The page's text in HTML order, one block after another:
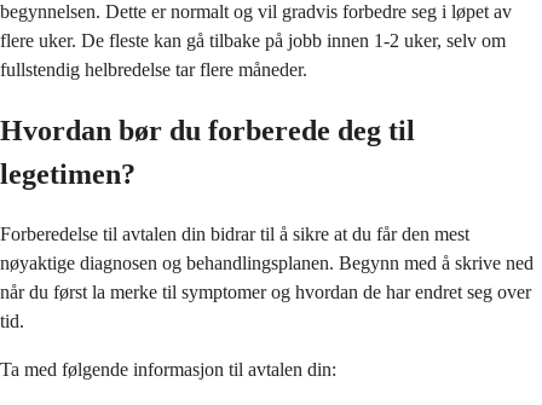
begynnelsen. Dette er normalt og vil gradvis forbedre seg i løpet av
flere uker. De fleste kan gå tilbake på jobb innen 1-2 uker, selv om
fullstendig helbredelse tar flere måneder.
Hvordan bør du forberede deg til
legetimen?
Forberedelse til avtalen din bidrar til å sikre at du får den mest
nøyaktige diagnosen og behandlingsplanen. Begynn med å skrive ned
når du først la merke til symptomer og hvordan de har endret seg over
tid.
Ta med følgende informasjon til avtalen din: